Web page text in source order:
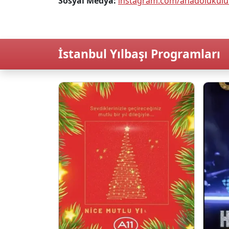
İstanbul Yılbaşı Programları